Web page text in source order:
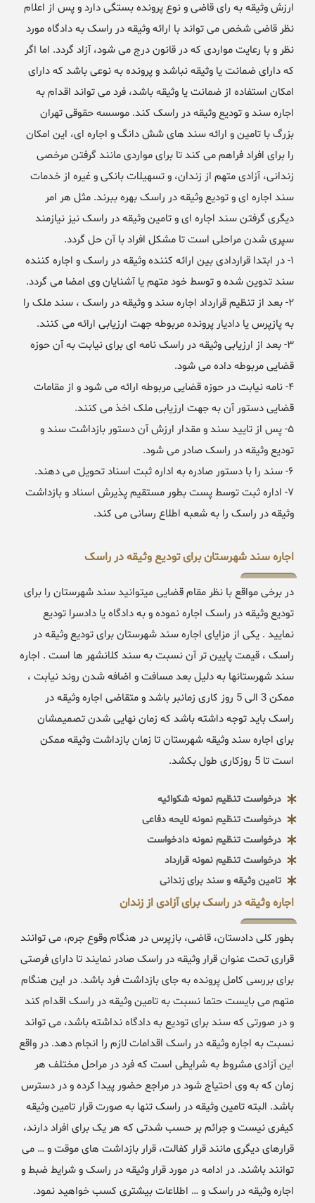
ارزش وثیقه به رای قاضی و نوع پرونده بستگی دارد و پس از اعلام
نظر قاضی شخص می تواند با ارائه وثیقه در راسک به دادگاه مورد
نظر و با رعایت مواردی که در قانون درج می شود، آزاد گردد. اما اگر
که دارای ضمانت یا وثیقه نباشد و پرونده به نوعی باشد که دارای
امکان استفاده از ضمانت یا وثیقه باشد، فرد می تواند اقدام به
اجاره سند و تودیع وثیقه در راسک کند. موسسه حقوقی تهران
بزرگ با تامین و ارائه سند های شش دانگ و اجاره ای، این امکان
را برای افراد فراهم می کند تا برای مواردی مانند گرفتن مرخصی
زندانی، آزادی متهم از زندان، و تسهیلات بانکی و غیره از خدمات
سند اجاره ای و تودیع وثیقه در راسک بهره ببرند. مثل هر امر
دیگری گرفتن سند اجاره ای و تامین وثیقه در راسک نیز نیازمند
سپری شدن مراحلی است تا مشکل افراد با آن حل گردد.
۱- در ابتدا قراردادی بین ارائه کننده وثیقه در راسک و اجاره کننده
سند تدوین شده و توسط خود متهم یا آشنایان وی امضا می گردد.
۲- بعد از تنظیم قرارداد اجاره سند و وثیقه در راسک ، سند ملک را
به پازپرس یا دادیار پرونده مربوطه جهت ارزیابی ارائه می کنند.
۳- بعد از ارزیابی وثیقه در راسک نامه ای برای نیابت به آن حوزه
قضایی مربوطه داده می شود.
۴- نامه نیابت در حوزه قضایی مربوطه ارائه می شود و از مقامات
قضایی دستور آن به جهت ارزیابی ملک اخذ می کنند.
۵- پس از تایید سند و مقدار ارزش آن دستور بازداشت سند و
تودیع وثیقه در راسک صادر می شود.
۶- سند را با دستور صادره به اداره ثبت اسناد تحویل می دهند.
۷- اداره ثبت توسط پست بطور مستقیم پذیرش اسناد و بازداشت
وثیقه در راسک را به شعبه اطلاع رسانی می کند.
اجاره سند شهرستان برای تودیع وثیقه در راسک
در برخی مواقع با نظر مقام قضایی میتوانید سند شهرستان را برای
تودیع وثیقه در راسک اجاره نموده و به دادگاه یا دادسرا تودیع
نمایید . یکی از مزایای اجاره سند شهرستان برای تودیع وثیقه در
راسک ، قیمت پایین تر آن نسبت به سند کلانشهر ها است . اجاره
سند شهرستانها به دلیل بعد مسافت و اضافه شدن روند نیابت ،
ممکن 3 الی 5 روز کاری زمانبر باشد و متقاضی اجاره وثیقه در
راسک باید توجه داشته باشد که زمان نهایی شدن تصمیمشان
برای اجاره سند وثیقه شهرستان تا زمان بازداشت وثیقه ممکن
است تا 5 روزکاری طول بکشد.
درخواست تنظیم نمونه شکوائیه
درخواست تنظیم نمونه لایحه دفاعی
درخواست تنظیم نمونه دادخواست
درخواست تنظیم نمونه قرارداد
تامین وثیقه و سند برای زندانی
اجاره وثیقه در راسک برای آزادی از زندان
بطور کلی دادستان، قاضی، بازپرس در هنگام وقوع جرم، می توانند
قراری تحت عنوان قرار وثیقه در راسک صادر نمایند تا دارای فرصتی
برای بررسی کامل پرونده به جای بازداشت فرد باشد. در این هنگام
متهم می بایست حتما نسبت به تامین وثیقه در راسک اقدام کند
و در صورتی که سند برای تودیع به دادگاه نداشته باشد، می تواند
نسبت به اجاره وثیقه در راسک اقدامات لازم را انجام دهد. در واقع
این آزادی مشروط به شرایطی است که فرد در مراحل مختلف هر
زمان که به وی احتیاج شود در مراجع حضور پیدا کرده و در دسترس
باشد. البته تامین وثیقه در راسک تنها به صورت قرار تامین وثیقه
کیفری نیست و جرائم بر حسب شدتی که هر یک برای افراد دارند،
قرارهای دیگری مانند قرار کفالت، قرار بازداشت های موقت و … می
توانند باشند. در ادامه در مورد قرار وثیقه در راسک و شرایط ضبط و
اجاره وثیقه در راسک و … اطلاعات بیشتری کسب خواهید نمود.